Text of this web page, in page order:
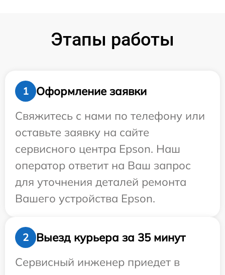
Этапы работы
1
Оформление заявки
Свяжитесь с нами по телефону или
оставьте заявку на сайте
сервисного центра Epson. Наш
оператор ответит на Ваш запрос
для уточнения деталей ремонта
Вашего устройства Epson.
2
Выезд курьера за 35 минут
Сервисный инженер приедет в